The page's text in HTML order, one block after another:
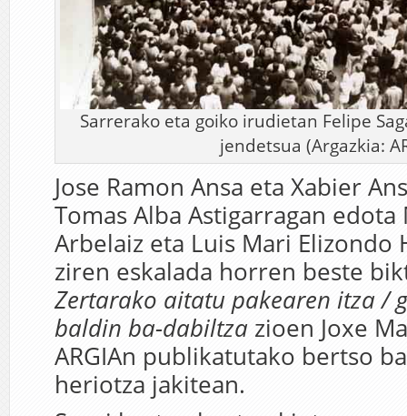
Sarrerako eta goiko irudietan Felipe
jendetsua (Argazkia:
Jose Ramon Ansa eta Xabier
Tomas Alba Astigarragan
Arbelaiz eta Luis Mari Elizondo
ziren eskalada horren beste
Zertarako aitatu pakearen itza /
baldin ba-dabiltza zioen Joxe
ARGIAn publikatutako bertso
heriotza jakitean.